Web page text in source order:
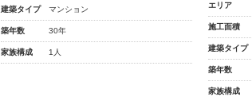
建築タイプ マンション
築年数 30年
家族構成 1人
エリア
施工面積
建築タイプ
築年数
家族構成